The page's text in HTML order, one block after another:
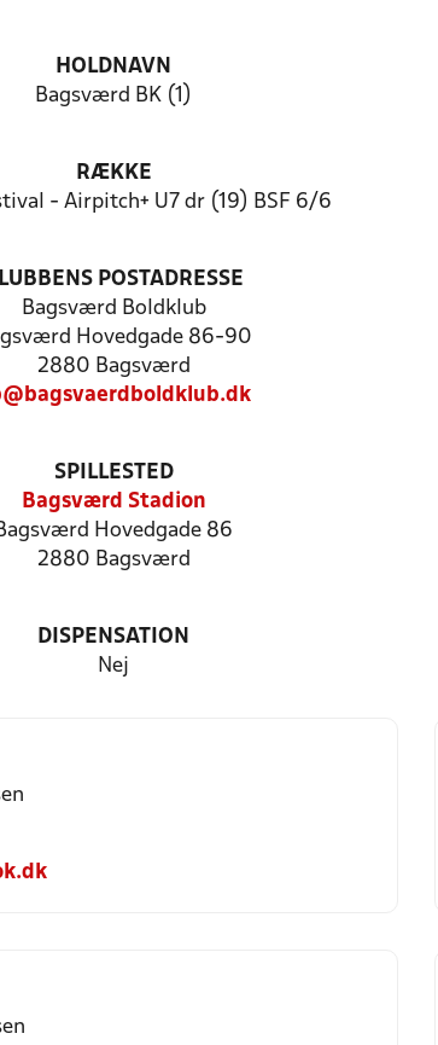
HOLDNAVN
Bagsværd BK (1)
RÆKKE
- Airpitch+ U7 dr (19) BSF 6/6
POSTADRESSE
Bagsværd Boldklub
Hovedgade 86-90
2880 Bagsværd
SPILLESTED
Bagsværd Stadion
Hovedgade 86
2880 Bagsværd
DISPENSATION
Nej